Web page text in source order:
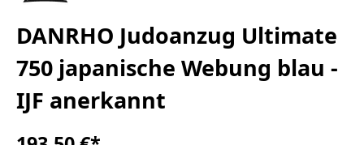
DANRHO Judoanzug Ultimate
750 japanische Webung blau -
IJF anerkannt